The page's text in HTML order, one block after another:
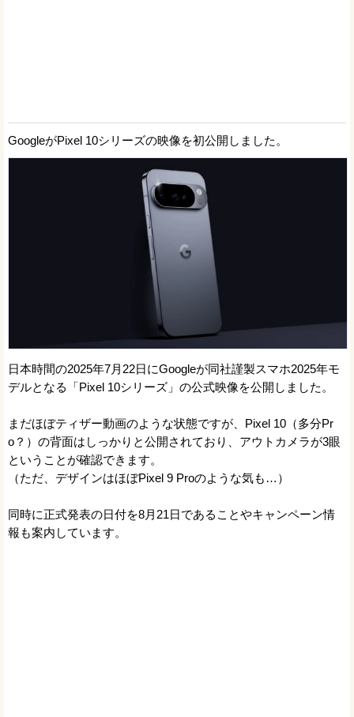
GoogleがPixel 10シリーズの映像を初公開しました。
日本時間の2025年7月22日にGoogleが同社謹製スマホ2025年モ
デルとなる「Pixel 10シリーズ」の公式映像を公開しました。
まだほぼティザー動画のような状態ですが、Pixel 10（多分Pr
o？）の背面はしっかりと公開されており、アウトカメラが3眼
ということが確認できます。
（ただ、デザインはほぼPixel 9 Proのような気も…）
同時に正式発表の日付を8月21日であることやキャンペーン情
報も案内しています。